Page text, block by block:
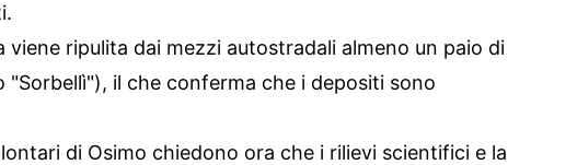
viene ripulita dai mezzi autostradali almeno un paio di
il che conferma che i depositi sono
di Osimo chiedono ora che i rilievi scientifici e la